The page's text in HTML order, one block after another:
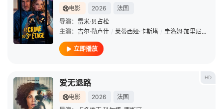
电影 2026
法国
导演： 雷米·贝占松
主演： 吉尔·勒卢什 / 莱蒂西娅·卡斯塔 / 圭洛姆·加里尼 /
立即播放
HD
爱无退路
电影 2026
法国